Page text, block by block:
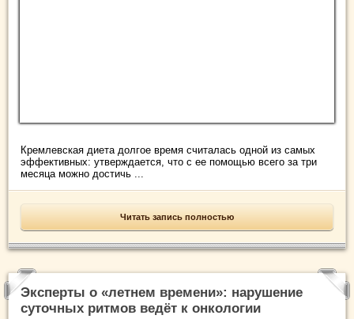
Кремлевская диета долгое время считалась одной из самых
эффективных: утверждается, что с ее помощью всего за три
месяца можно достичь ...
Читать запись полностью
Эксперты о «летнем времени»: нарушение
суточных ритмов ведёт к онкологии